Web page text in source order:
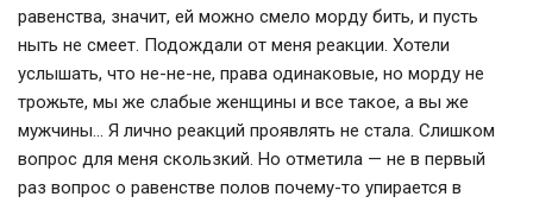
равенства, значит, ей можно смело морду бить, и пусть
ныть не смеет. Подождали от меня реакции. Хотели
услышать, что не-не-не, права одинаковые, но морду не
трожьте, мы же слабые женщины и все такое, а вы же
мужчины… Я лично реакций проявлять не стала. Слишком
вопрос для меня скользкий. Но отметила — не в первый
раз вопрос о равенстве полов почему-то упирается в